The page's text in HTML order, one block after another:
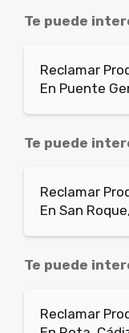
Te puede
Reclamar
En Puente
Te puede
Reclamar
En San
Te puede
Reclamar